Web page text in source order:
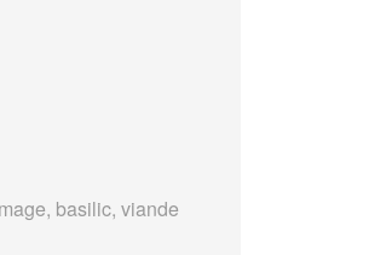
basilic, viande